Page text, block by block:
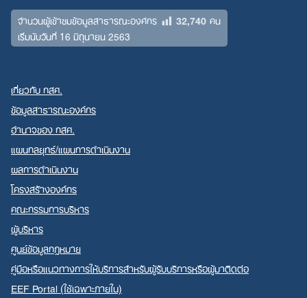
จำนวนผู้เข้าชมข้อมูลสาธารณะองค์กร 32,740คน
เริ่มนับวันที่ 16 มิถุนายน 2563
เกี่ยวกับ กสศ.
ข้อมูลสาธารณะองค์กร
อำนาจของ กสศ.
แผนกลยุทธ์/แผนการดำเนินงาน
ผลการดำเนินงาน
โครงสร้างองค์กร
คณะกรรมการบริหาร
ผู้บริหาร
ศูนย์ข้อมูลกฎหมาย
คู่มือหรือแนวทางการให้บริการสำหรับผู้รับบริการหรือผู้มาติดต่อ
EEF Portal (ใช้เฉพาะภายใน)